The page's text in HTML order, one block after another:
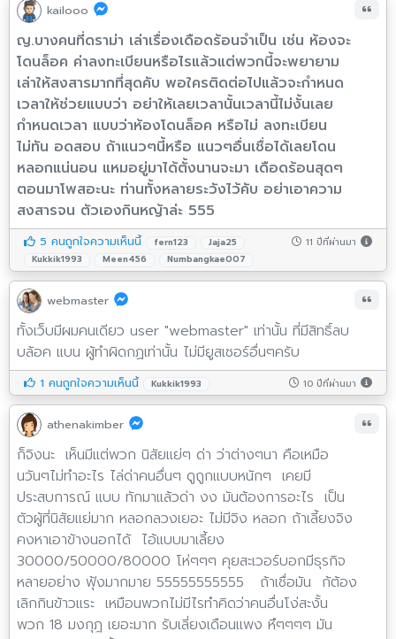
kailooo
ญ.บางคนที่ดราม่า เล่าเรื่องเดือดร้อนจำเป็น เช่น ห้องจะ
โดนล็อค ค่าลงทะเบียนหรือไรแล้วแต่พวกนี้จะพยายาม
เล่าให้สงสารมากที่สุดคับ พอใครติดต่อไปแล้วจะกำหนด
เวลาให้ช่วยแบบว่า อย่าให้เลยเวลานั้นเวลานี้ไม่งั้นเลย
กำหนดเวลา แบบว่าห้องโดนล็อค หรือไม่ ลงทะเบียน
ไม่ทัน อดสอบ ถ้าแนวๆนี้หรือ แนวๆอื่นเชื่อได้เลยโดน
หลอกแน่นอน แหมอยู่มาได้ตั้งนานจะมา เดือดร้อนสุดๆ
ตอนมาโพสอะนะ ท่านทั้งหลายระวังไว้คับ อย่าเอาความ
สงสารจน ตัวเองกินหญ้าล่ะ 555
11 ปีที่ผ่านมา
5 คนถูกใจความเห็นนี้ fern123
Jaja25
Kukkik1993
Meen456 Numbangkae007
webmaster
ทั้งเว็บมีผมคนเดียว user "webmaster" เท่านั้น ที่มีสิทธิ์ลบ
บล้อค แบน ผู้ทำผิดกฏเท่านั้น ไม่มียูสเซอร์อื่นๆครับ
10 ปีที่ผ่านมา
1 คนถูกใจความเห็นนี้ Kukkik1993
athenakimber
ก็จิงนะ เห็นมีแต่พวก นิสัยแย่ๆ ด่า ว่าต่างๆนา คือเหมือ
นวันๆไม่ทำอะไร ไล่ด่าคนอื่นๆ ดูถูกแบบหนักๆ เคยมี
ประสบการณ์ แบบ ทักมาแล้วด่า งง มันต้องการอะไร เป็น
ตัวผู้ที่นิสัยแย่มาก หลอกลวงเยอะ ไม่มีจิง หลอก ถ้าเลี้ยงจิง
คงหาเอาข้างนอกได้ ไอ้แบบมาเลี้ยง
30000/50000/80000 โห่ๆๆๆ คุยสะเวอร์บอกมีธุรกิจ
หลายอย่าง ฟุ้งมากมาย 55555555555 ถ้าเชื่อมัน ก้ต้อง
เลิกกินข้าวแระ เหมือนพวกไม่มีไรทำคิดว่าคนอื่นโง่สะงั้น
พวก 18 มงกุฎ เยอะมาก รับเลี่ยงเดือนแพง หึๆๆๆๆ มัน